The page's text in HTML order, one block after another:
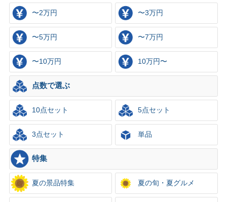
〜2万円 〜3万円
〜5万円 〜7万円
〜10万円 10万円〜
点数で選ぶ
10点セット 5点セット
3点セット 単品
特集
夏の景品特集 夏の旬・夏グルメ